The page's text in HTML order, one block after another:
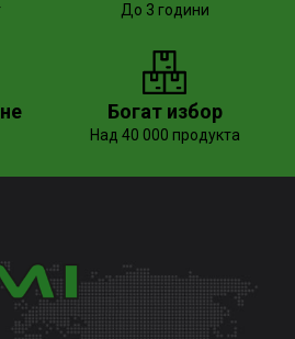
До 3 години
Богат избор
Над 40 000 продукта